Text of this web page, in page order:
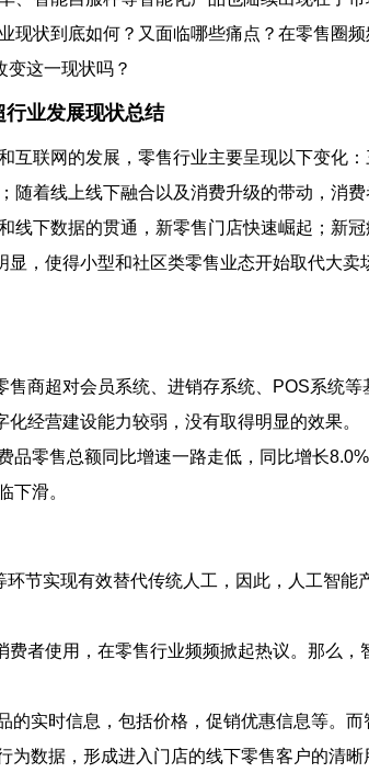
状到底如何？又面临哪些痛点？在零售圈频
变这一现状吗？
业发展现状总结
联网的发展，零售行业主要呈现以下变化：
随着线上线下融合以及消费升级的带动，消
线下数据的贯通，新零售门店快速崛起；新冠
，使得小型和社区类零售业态开始取代大卖
商超对会员系统、进销存系统、POS系统等
经营建设能力较弱，没有取得明显的效果。
零售总额同比增速一路走低，同比增长
下滑。
节实现有效替代传统人工，因此，人工智能
者使用，在零售行业频频掀起热议。那么，
实时信息，包括价格，促销优惠信息等。而
数据，形成进入门店的线下零售客户的清晰